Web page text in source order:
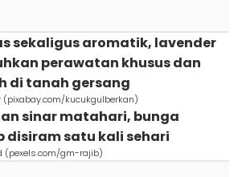
sekaligus aromatik, lavender
perawatan khusus dan
di tanah gersang
kucukgulberkan)
sinar matahari, bunga
disiram satu kali sehari
(pexels.com/gm-rajib)